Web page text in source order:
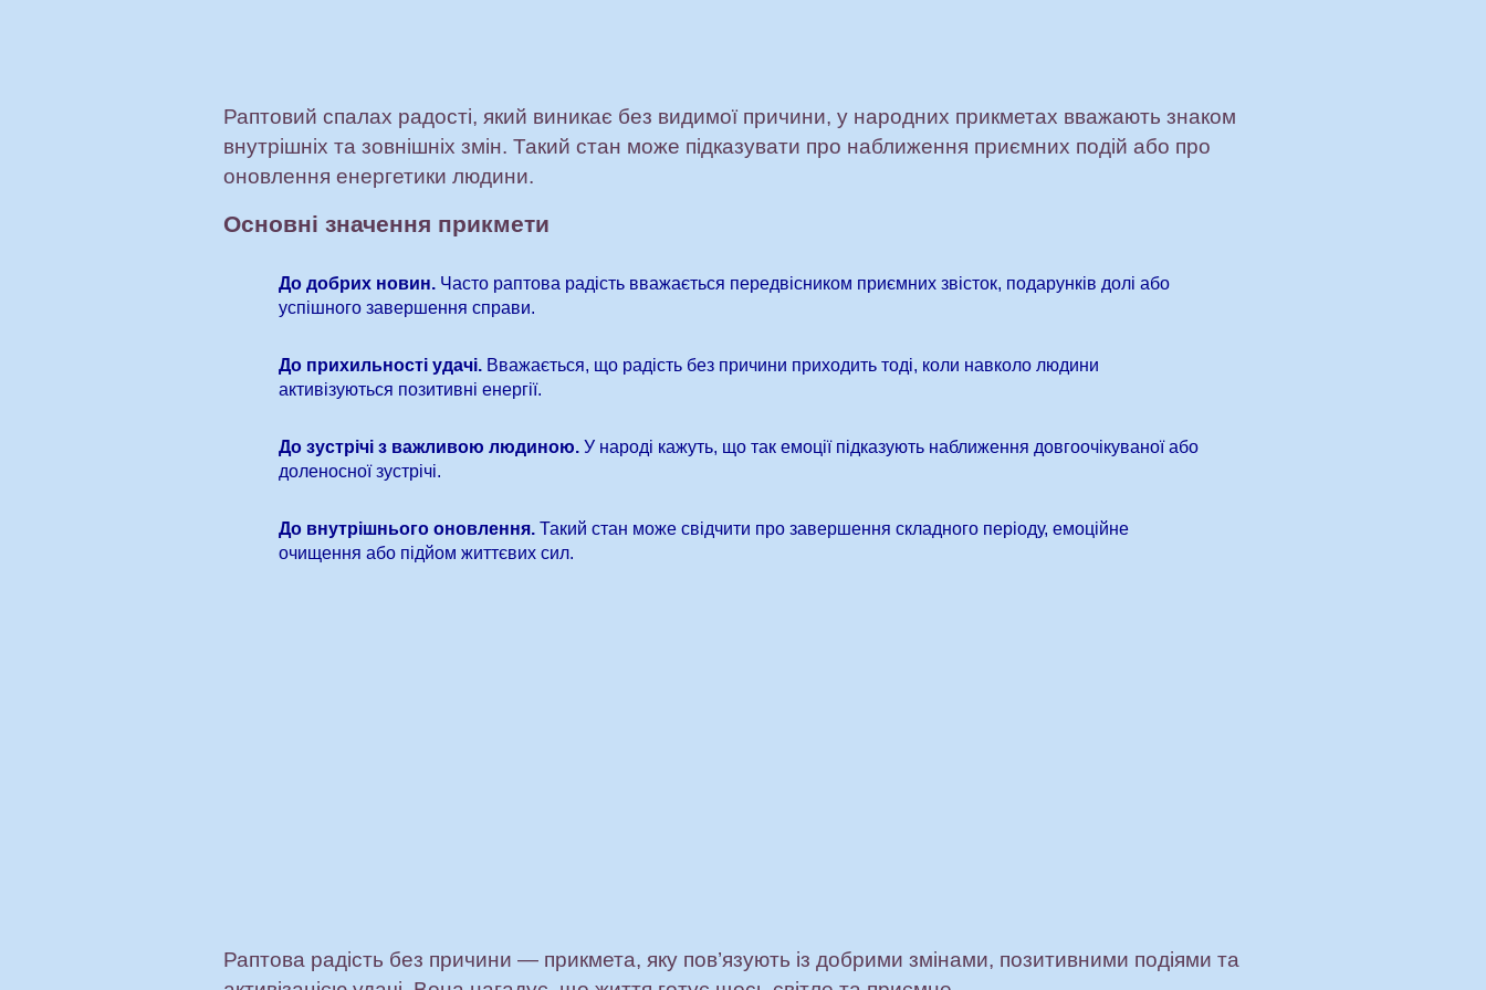
Раптовий спалах радості, який виникає без видимої причини, у народних прикметах вважають знаком
внутрішніх та зовнішніх змін. Такий стан може підказувати про наближення приємних подій або про
оновлення енергетики людини.
Основні значення прикмети
До добрих новин.Часто раптова радість вважається передвісником приємних звісток, подарунків долі або
успішного завершення справи.
До прихильності удачі.Вважається, що радість без причини приходить тоді, коли навколо людини
активізуються позитивні енергії.
До зустрічі з важливою людиною.У народі кажуть, що так емоції підказують наближення довгоочікуваної або
доленосної зустрічі.
До внутрішнього оновлення.Такий стан може свідчити про завершення складного періоду, емоційне
очищення або підйом життєвих сил.
Раптова радість без причини — прикмета, яку пов’язують із добрими змінами, позитивними подіями та